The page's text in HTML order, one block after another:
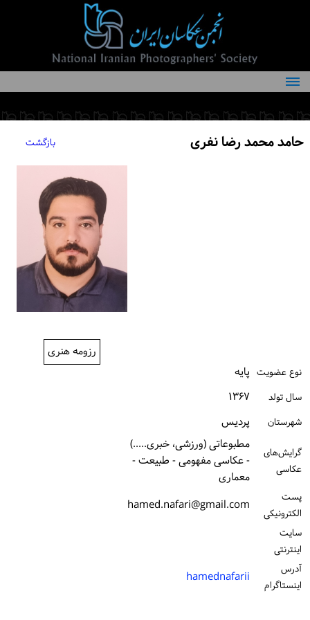
درباره انجمن
کمیته‌های انجمن
اعضاء انجمن
حامد محمد رضا نفری بازگشت
رزومه هنری
نوع عضویت پایه
سال تولد ۱۳۶۷
شهرستان پردیس
گرایش‌های
عکاسی
مطبوعاتی (ورزشی، خبری.....)
- عکاسی مفهومی - طبیعت -
معماری
پست
الكترونیكی
hamed.nafari@gmail.com
سایت
اینترنتی
آدرس
اینستاگرام
hamednafarii